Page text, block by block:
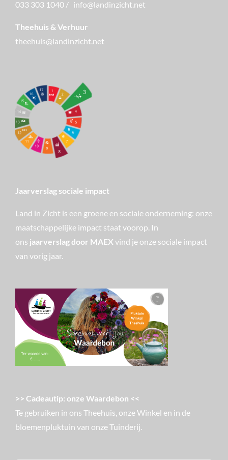
033 303 1040 / info@landinzicht.net
Theehuis & Verhuur
theehuis@landinzicht.net
Jaarverslag sociale impact
Land in Zicht is een groene en sociale onderneming: onze
maatschappelijke impact staat voorop. In
ons jaarverslag door MAEX vind je onze sociale impact
van vorig jaar.
>> Cadeautip: onze Waardebon <<
Te gebruiken in ons Theehuis, onze Winkel en in de
bloemenpluktuin van onze Tuinderij.